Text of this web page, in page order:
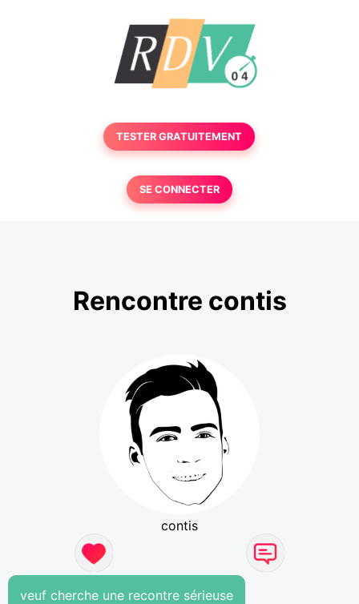
TESTER GRATUITEMENT
SE CONNECTER
Rencontre contis
contis
veuf cherche une recontre sérieuse